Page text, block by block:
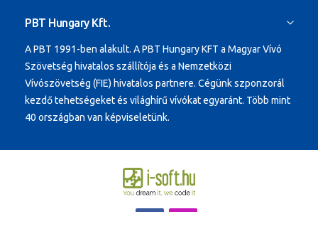
PBT Hungary Kft.
A PBT 1991-ben alakult. A PBT Hungary KFT a Magyar Vívó
Szövetség hivatalos szállítója és a Nemzetközi
Vívószövetség (FIE) hivatalos partnere. Cégünk szponzorál
kezdő tehetségeket és világhírű vívókat egyaránt. Több mint
40 országban van képviseletünk.